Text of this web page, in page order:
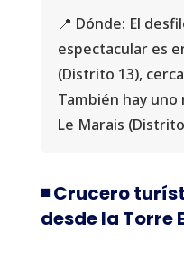
📍 Dónde: El
espectacular es
(Distrito 13),
También hay uno
Le Marais
◾️ Crucero
desde la Torre